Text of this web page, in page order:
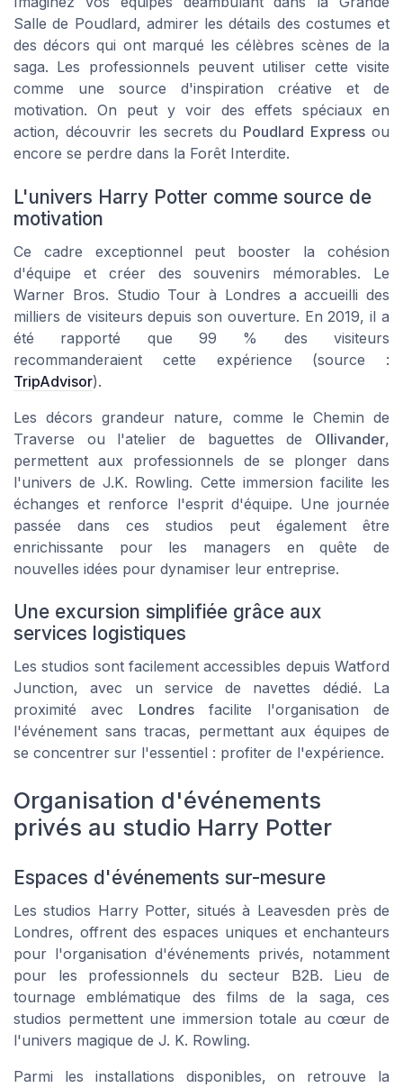
Salle de Poudlard, admirer les détails des costumes et
des décors qui ont marqué les célèbres scènes de la
saga. Les professionnels peuvent utiliser cette visite
comme une source d'inspiration créative et de
motivation. On peut y voir des effets spéciaux en
action, découvrir les secrets du Poudlard Expressou
encore se perdre dans la Forêt Interdite.
L'univers Harry Potter comme source de
motivation
Ce cadre exceptionnel peut booster la cohésion
d'équipe et créer des souvenirs mémorables. Le
Warner Bros. Studio Tour à Londres a accueilli des
milliers de visiteurs depuis son ouverture. En 2019, il a
été rapporté que 99 % des visiteurs
recommanderaient cette expérience (source :
TripAdvisor).
Les décors grandeur nature, comme le Chemin de
Traverse ou l'atelier de baguettes de Ollivander,
permettent aux professionnels de se plonger dans
l'univers de J.K. Rowling. Cette immersion facilite les
échanges et renforce l'esprit d'équipe. Une journée
passée dans ces studios peut également être
enrichissante pour les managers en quête de
nouvelles idées pour dynamiser leur entreprise.
Une excursion simplifiée grâce aux
services logistiques
Les studios sont facilement accessibles depuis Watford
Junction, avec un service de navettes dédié. La
proximité avec Londresfacilite l'organisation de
l'événement sans tracas, permettant aux équipes de
se concentrer sur l'essentiel : profiter de l'expérience.
Organisation d'événements
privés au studio Harry Potter
Espaces d'événements sur-mesure
Les studios Harry Potter, situés à Leavesden près de
Londres, offrent des espaces uniques et enchanteurs
pour l'organisation d'événements privés, notamment
pour les professionnels du secteur B2B. Lieu de
tournage emblématique des films de la saga, ces
studios permettent une immersion totale au cœur de
l'univers magique de J. K. Rowling.
Parmi les installations disponibles, on retrouve la